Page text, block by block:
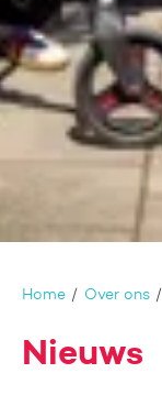
Home Over ons
Nieuws